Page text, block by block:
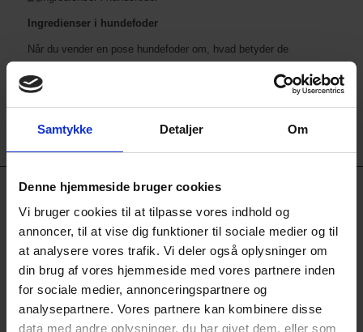
Samtykke Detaljer Om
Denne hjemmeside bruger cookies
Vi bruger cookies til at tilpasse vores indhold og
annoncer, til at vise dig funktioner til sociale medier og til
at analysere vores trafik. Vi deler også oplysninger om
din brug af vores hjemmeside med vores partnere inden
for sociale medier, annonceringspartnere og
analysepartnere. Vores partnere kan kombinere disse
data med andre oplysninger, du har givet dem, eller som
Ingredienser i hundefoder
Når du vender en pose hundefoder om, hvad betyder de
Læs med om ingredienser i hundefoder
Køb online her på Pers Petshop, eller besøg os i butikken i
Vi har Favrskovs største og bedste dyrehandel med super lave
priser og høj service.
75% af vores produkter er billigere end gennemsnittet online -og
vi arbejder på de sidste 25% (Vi har ikke endnu 100% prisgaranti